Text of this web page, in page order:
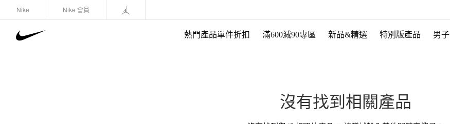
Nike Nike 會員
熱門產品單件折扣 滿600減90專區 新品&精選 特別版產品 男子
沒有找到相關產品